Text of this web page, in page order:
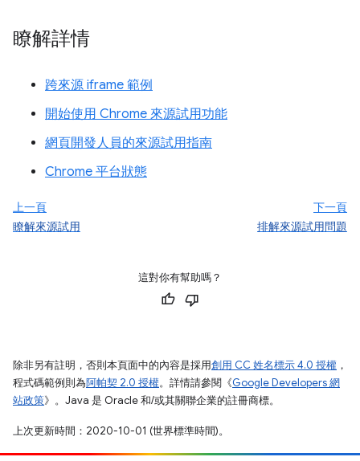
瞭解詳情
跨來源 iframe 範例
開始使用 Chrome 來源試用功能
網頁開發人員的來源試用指南
Chrome 平台狀態
上一頁
瞭解來源試用
下一頁
排解來源試用問題
這對你有幫助嗎？
除非另有註明，否則本頁面中的內容是採用創用 CC 姓名標示 4.0 授權 ，
程式碼範例則為阿帕契 2.0 授權。詳情請參閱《Google Developers 網
站政策》。Java 是 Oracle 和/或其關聯企業的註冊商標。
上次更新時間：2020-10-01 (世界標準時間)。